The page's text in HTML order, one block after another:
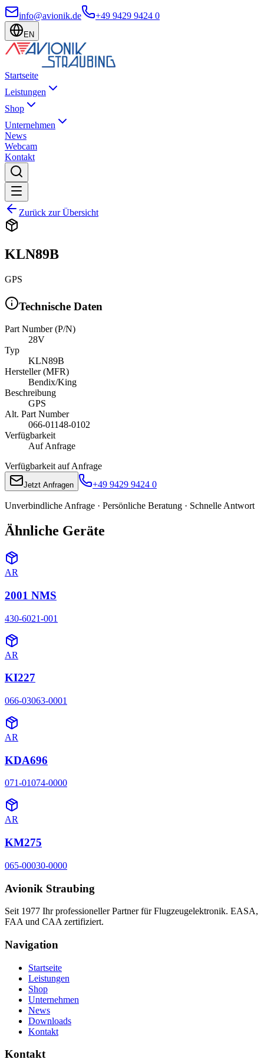
info@avionik.de +49 9429 9424 0
EN
Startseite
Leistungen
Shop
Unternehmen
News
Webcam
Kontakt
Zurück zur Übersicht
KLN89B
GPS
Technische Daten
Part Number (P/N)
28V
Typ
KLN89B
Hersteller (MFR)
Bendix/King
Beschreibung
GPS
Alt. Part Number
066-01148-0102
Verfügbarkeit
Auf Anfrage
Verfügbarkeit auf Anfrage
Jetzt Anfragen +49 9429 9424 0
Unverbindliche Anfrage · Persönliche Beratung · Schnelle Antwort
Ähnliche Geräte
AR
2001 NMS
430-6021-001
AR
KI227
066-03063-0001
AR
KDA696
071-01074-0000
AR
KM275
065-00030-0000
Avionik Straubing
Seit 1977 Ihr professioneller Partner für Flugzeugelektronik. EASA,
FAA und CAA zertifiziert.
Navigation
Startseite
Leistungen
Shop
Unternehmen
News
Downloads
Kontakt
Kontakt